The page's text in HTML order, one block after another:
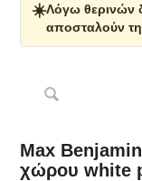
☀️Λόγω θερινών
αποσταλούν
Max
χώρου white